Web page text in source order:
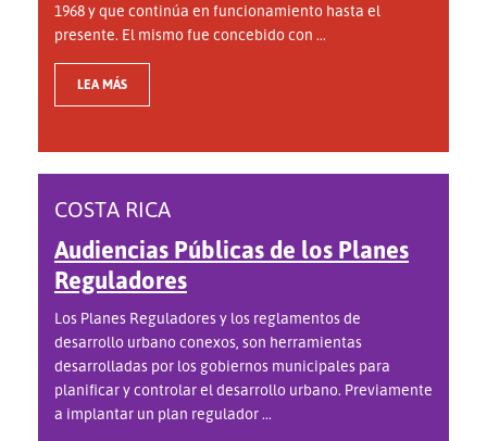
1968 y que continúa en funcionamiento hasta el
presente. El mismo fue concebido con ...
LEA MÁS
COSTA RICA
Audiencias Públicas de los Planes
Reguladores
Los Planes Reguladores y los reglamentos de
desarrollo urbano conexos, son herramientas
desarrolladas por los gobiernos municipales para
planificar y controlar el desarrollo urbano. Previamente
a implantar un plan regulador ...